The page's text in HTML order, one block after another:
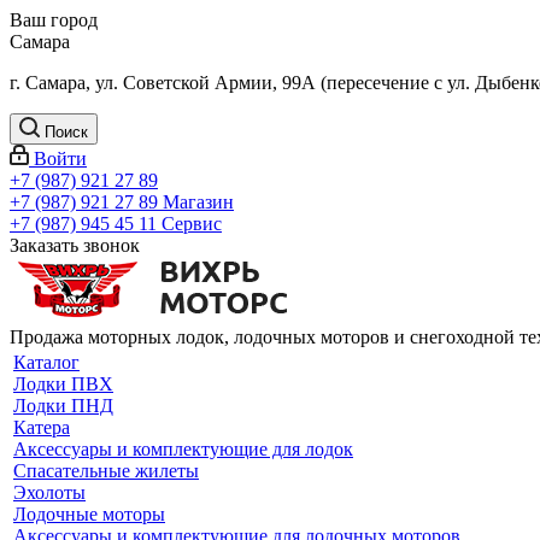
Ваш город
Самара
г. Самара, ул. Советской Армии, 99А (пересечение с ул.
Поиск
Войти
+7 (987) 921 27 89
+7 (987) 921 27 89 Магазин
+7 (987) 945 45 11 Сервис
Заказать звонок
Продажа моторных лодок, лодочных моторов и снегоходной
Каталог
Лодки ПВХ
Лодки ПНД
Катера
Аксессуары и комплектующие для лодок
Спасательные жилеты
Эхолоты
Лодочные моторы
Аксессуары и комплектующие для лодочных моторов